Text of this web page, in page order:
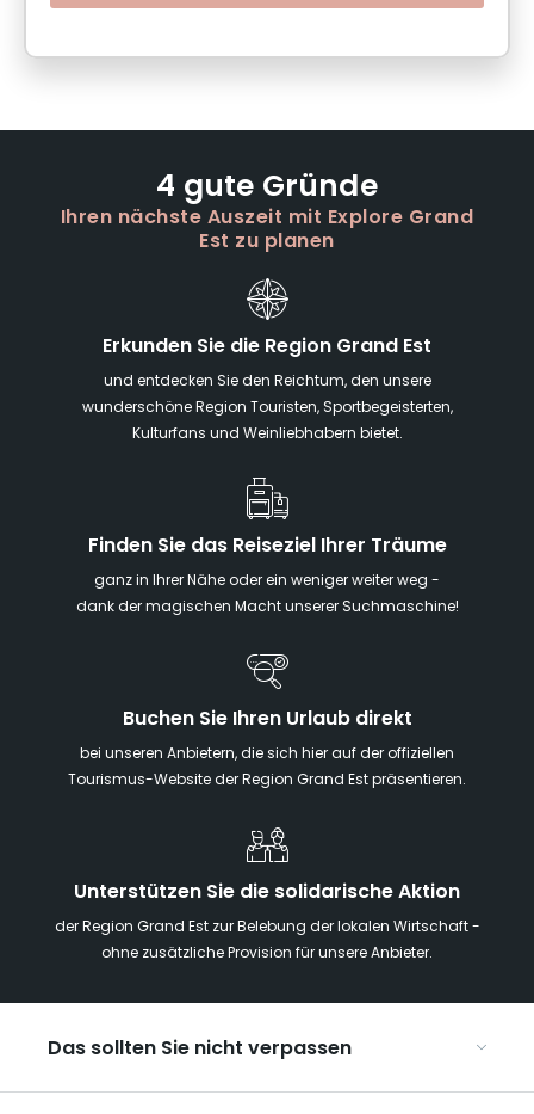
4 gute Gründe
Ihren nächste Auszeit mit Explore Grand
Est zu planen
Erkunden Sie die Region Grand Est
und entdecken Sie den Reichtum, den unsere
wunderschöne Region Touristen, Sportbegeisterten,
Kulturfans und Weinliebhabern bietet.
Finden Sie das Reiseziel Ihrer Träume
ganz in Ihrer Nähe oder ein weniger weiter weg -
dank der magischen Macht unserer Suchmaschine!
Buchen Sie Ihren Urlaub direkt
bei unseren Anbietern, die sich hier auf der offiziellen
Tourismus-Website der Region Grand Est präsentieren.
Unterstützen Sie die solidarische Aktion
der Region Grand Est zur Belebung der lokalen Wirtschaft -
ohne zusätzliche Provision für unsere Anbieter.
Das sollten Sie nicht verpassen